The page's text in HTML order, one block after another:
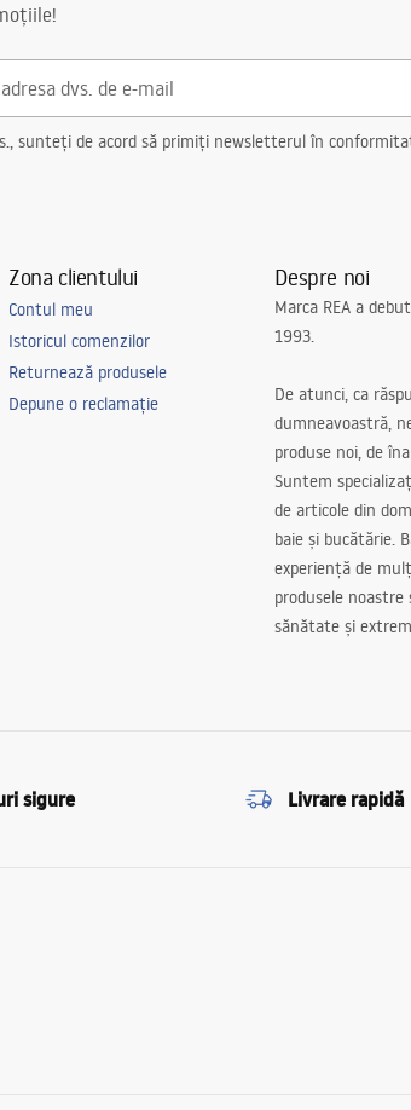
sunteți de acord să primiți newsletterul în
Zona clientului
Contul meu
Istoricul comenzilor
Returnează produsele
Depune o reclamație
Despre noi
Marca REA a
1993.
De atunci, ca
dumneavoastră,
produse noi, de
Suntem
de articole din
baie și bucătărie.
experiență de
produsele
sănătate și
sigure Livrare rapidă